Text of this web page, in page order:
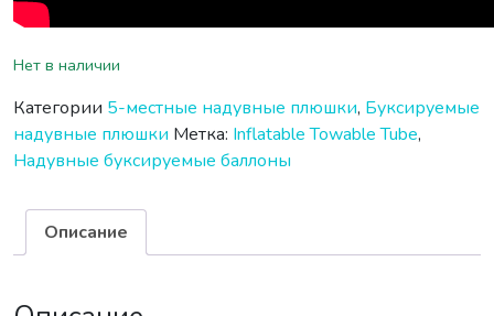
Нет в наличии
Категории 5-местные надувные плюшки, Буксируемые
надувные плюшки Метка: Inflatable Towable Tube,
Надувные буксируемые баллоны
Описание